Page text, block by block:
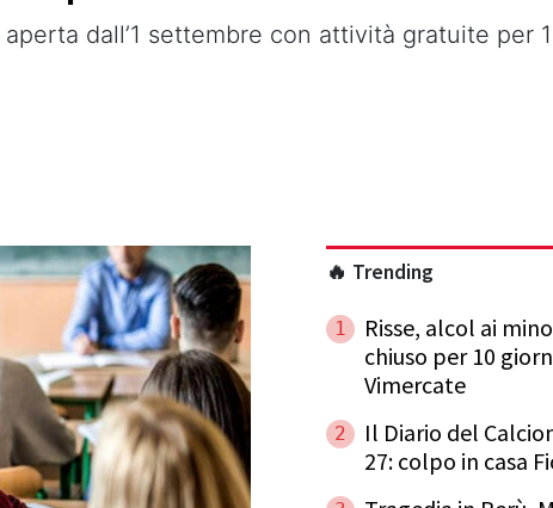
dall’1 settembre con attività gratuite per
🔥 Trending
1
Risse, alcol ai
chiuso per 10
Vimercate
2
Il Diario del
27: colpo in casa